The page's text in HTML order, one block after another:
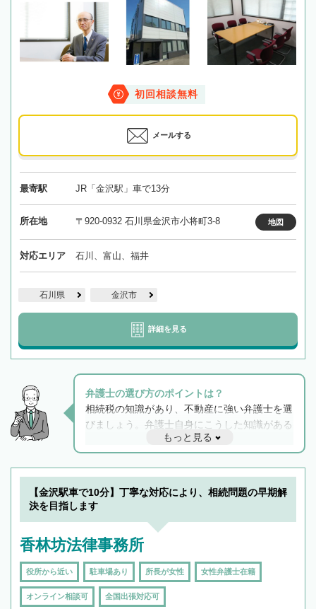
初回相談無料
メールする
最寄駅 JR「金沢駅」車で13分
所在地 〒920-0932 石川県金沢市小将町3-8 地図
対応エリア 石川、富山、福井
石川県 金沢市
詳細を見る
弁護士の選び方のポイントは？
相続税の知識があり、不動産に強い弁護士を選
びましょう。弁護士自身にこうした知識がある
と他士業との連携もスムーズに進み、トラブル
解決のみならず相続をトータルで任せることが
できます。また、相続は感情がからむ分野なの
でフィーリングも重要です。実際に電話や面談
で複数の弁護士と会話をしてウマが合う方に依
もっと見る
【金沢駅車で10分】丁寧な対応により、相続問題の早期解
決を目指します
香林坊法律事務所
役所から近い 駐車場あり 所長が女性 女性弁護士在籍
オンライン相談可 全国出張対応可